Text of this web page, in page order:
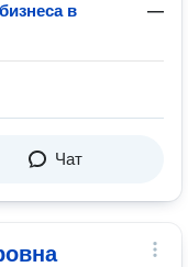
в
—
Чат